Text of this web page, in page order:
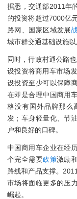
据悉，交通部2011年
的投资将超过7000亿
路网、国家区域发展
城市群交通基础设施以
同时，行政村通公路
设投资将商用车市场
设投资至少可以保障
在即是合理中国商用
格没有国外品牌那么
发；车身轻量化、节
户和良好的口碑。
中国商用车企业在经
个完全需要政策激励
路线和产品支撑。
市场将面临更多的压
崛起。